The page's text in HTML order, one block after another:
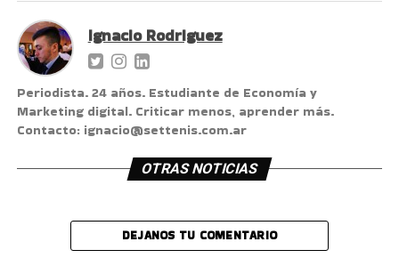
Ignacio Rodriguez
Periodista. 24 años. Estudiante de Economía y
Marketing digital. Criticar menos, aprender más.
Contacto: ignacio@settenis.com.ar
OTRAS NOTICIAS
DEJANOS TU COMENTARIO